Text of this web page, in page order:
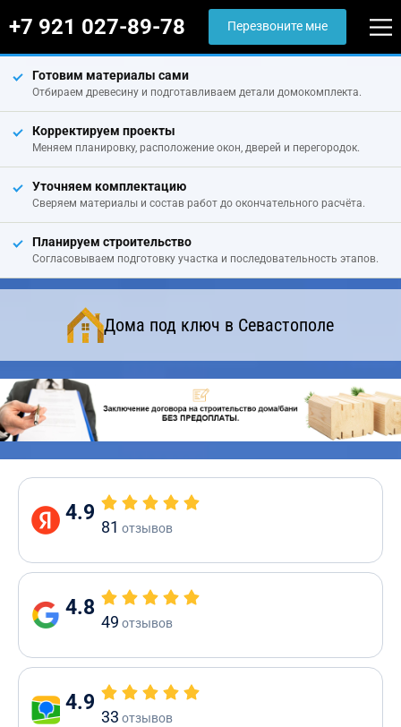
+7 921 027-89-78 Перезвоните мне
Готовим материалы сами
Отбираем древесину и подготавливаем детали домокомплекта.
Корректируем проекты
Меняем планировку, расположение окон, дверей и перегородок.
Уточняем комплектацию
Сверяем материалы и состав работ до окончательного расчёта.
Планируем строительство
Согласовываем подготовку участка и последовательность этапов.
Дома под ключ в Севастополе
4.9
81 отзывов
4.8
49 отзывов
4.9
33 отзывов